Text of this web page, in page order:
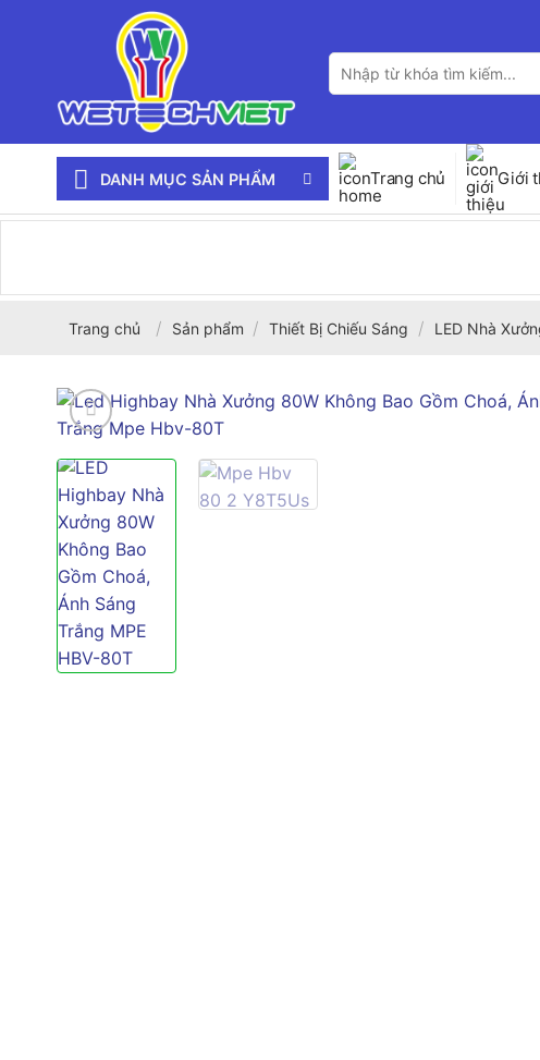
Tìm
kiếm:
DANH MỤC SẢN PHẨM Trang chủ Giới
Trang chủ / Sản phẩm / Thiết Bị Chiếu Sáng / LED Nhà